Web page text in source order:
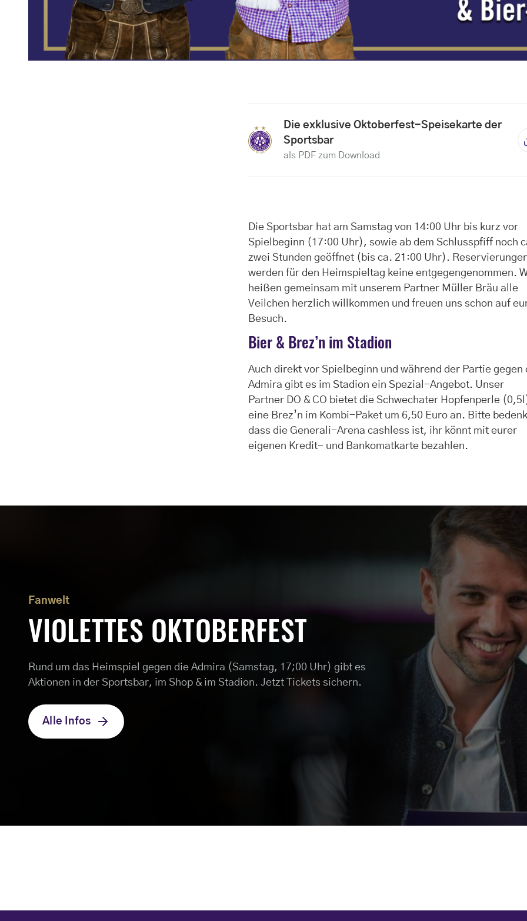
Die exklusive Oktoberfest-Speisekarte der
Sportsbar
als PDF zum Download
Die Sportsbar hat am Samstag von 14:00 Uhr bis kurz vor
Spielbeginn (17:00 Uhr), sowie ab dem Schlusspfiff noch
zwei Stunden geöffnet (bis ca. 21:00 Uhr).
werden für den Heimspieltag keine entgegengenommen.
heißen gemeinsam mit unserem Partner Müller Bräu alle
Veilchen herzlich willkommen und freuen uns schon auf
Besuch.
Bier & Brez’n im Stadion
Auch direkt vor Spielbeginn und während der Partie gegen
Admira gibt es im Stadion ein Spezial-Angebot. Unser
Partner DO & CO bietet die Schwechater Hopfenperle
eine Brez’n im Kombi-Paket um 6,50 Euro an. Bitte
dass die Generali-Arena cashless ist, ihr könnt mit eurer
eigenen Kredit- und Bankomatkarte bezahlen.
Fanwelt
VIOLETTES OKTOBERFEST
Rund um das Heimspiel gegen die Admira (Samstag, 17;00 Uhr) gibt es
Aktionen in der Sportsbar, im Shop & im Stadion. Jetzt Tickets sichern.
Alle Infos